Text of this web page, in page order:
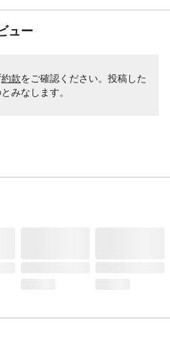
ュー
約款をご確認ください。投稿した
みなします。